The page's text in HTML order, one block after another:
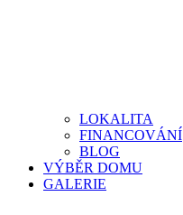
LOKALITA
FINANCOVÁNÍ
BLOG
VÝBĚR DOMU
GALERIE